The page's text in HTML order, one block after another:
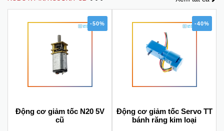
-50%
Động cơ giảm tốc N20 5V
cũ
-40%
Động cơ giảm tốc Servo TT
bánh răng kim loại